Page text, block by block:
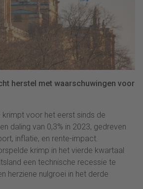
herstel met waarschuwingen voor
voor het eerst sinds de
daling van 0,3% in 2023, gedreven
inflatie, en rente-impact.
krimp in het vierde kwartaal
een technische recessie te
herziene nulgroei in het derde